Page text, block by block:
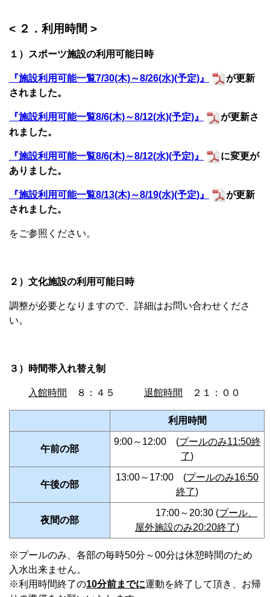
< ２．利用時間 >
１）スポーツ施設の利用可能日時
『施設利用可能一覧7/30(木)～8/26(水)(予定)』
が更新
されました。
『施設利用可能一覧8/6(木)～8/12(水)(予定)』
が更新さ
れました。
『施設利用可能一覧8/6(木)～8/12(水)(予定)』
に変更が
ありました。
『施設利用可能一覧8/13(木)～8/19(水)(予定)』
が更新
されました。
をご参照ください。
２）文化施設の利用可能日時
調整が必要となりますので、詳細はお問い合わせくださ
い。
３）時間帯入れ替え制
入館時間 ８：４５ 退館時間 ２１：００
利用時間
午前の部
9:00～12:00 (プールのみ11:50終
了)
午後の部
13:00～17:00 (プールのみ16:50
終了)
夜間の部
17:00～20:30 (プール、
屋外施設のみ20:20終了)
※プールのみ、各部の毎時50分～00分は休憩時間のため
入水出来ません。
※利用時間終了の10分前までに運動を終了して頂き、お帰